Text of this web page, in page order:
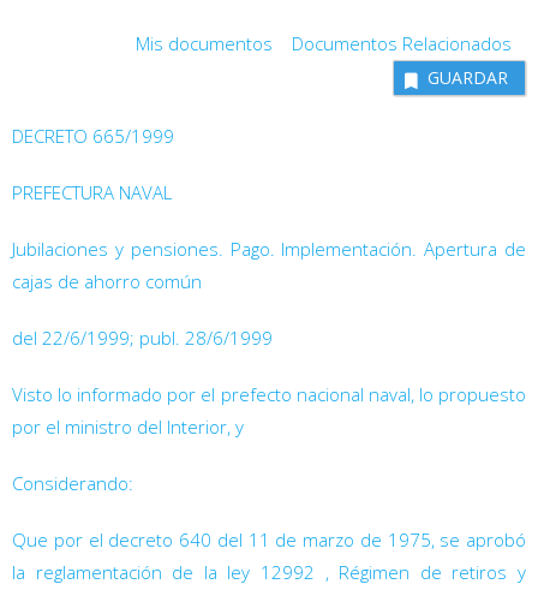
Mis documentos Documentos Relacionados
GUARDAR
DECRETO 665/1999
PREFECTURA NAVAL
Jubilaciones y pensiones. Pago. Implementación. Apertura de
cajas de ahorro común
del 22/6/1999; publ. 28/6/1999
Visto lo informado por el prefecto nacional naval, lo propuesto
por el ministro del Interior, y
Considerando:
Que por el decreto 640 del 11 de marzo de 1975, se aprobó
la reglamentación de la ley 12992 , Régimen de retiros y